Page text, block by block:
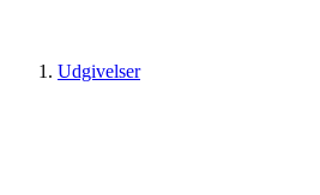
Udgivelser